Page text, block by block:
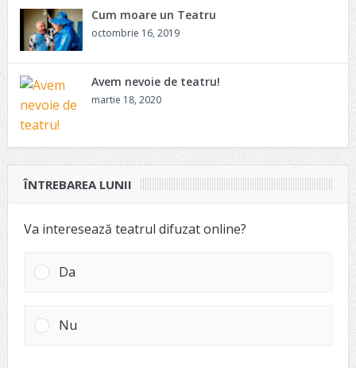
Cum moare un Teatru
octombrie 16, 2019
Avem nevoie de teatru!
martie 18, 2020
ÎNTREBAREA LUNII
Va interesează teatrul difuzat online?
Da
Nu